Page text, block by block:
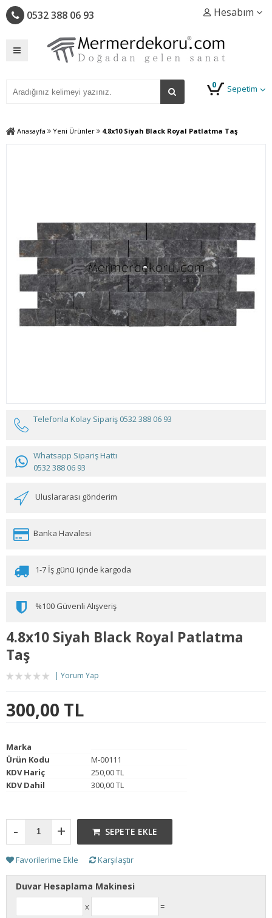
0532 388 06 93 Hesabım
Sepetim
0
Anasayfa Yeni Ürünler 4.8x10 Siyah Black Royal Patlatma Taş
Telefonla Kolay Sipariş 0532 388 06 93
Whatsapp Sipariş Hattı
0532 388 06 93
Uluslararası gönderim
Banka Havalesi
1-7 İş günü içinde kargoda
%100 Güvenli Alışveriş
4.8x10 Siyah Black Royal Patlatma
Taş
Yorum Yap
300,00 TL
Marka
Ürün Kodu
M-00111
KDV Hariç
250,00 TL
KDV Dahil
300,00 TL
- + SEPETE EKLE
Favorilerime Ekle Karşılaştır
Duvar Hesaplama Makinesi
x =